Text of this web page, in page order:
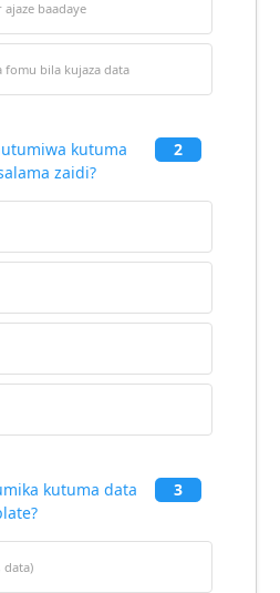
baadaye
fomu bila kujaza data
2
kutuma
zaidi?
3
kutuma data
data)